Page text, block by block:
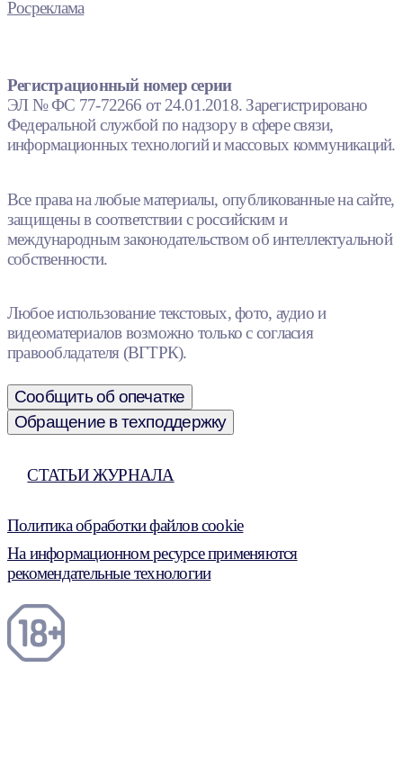
Росреклама
Регистрационный номер серии
ЭЛ № ФС 77-72266 от 24.01.2018. Зарегистрировано
Федеральной службой по надзору в сфере связи,
информационных технологий и массовых коммуникаций.
Все права на любые материалы, опубликованные на сайте,
защищены в соответствии с российским и
международным законодательством об интеллектуальной
собственности.
Любое использование текстовых, фото, аудио и
видеоматериалов возможно только с согласия
правообладателя (ВГТРК).
Сообщить об опечатке
Обращение в техподдержку
СТАТЬИ ЖУРНАЛА
Политика обработки файлов cookie
На информационном ресурсе применяются
рекомендательные технологии